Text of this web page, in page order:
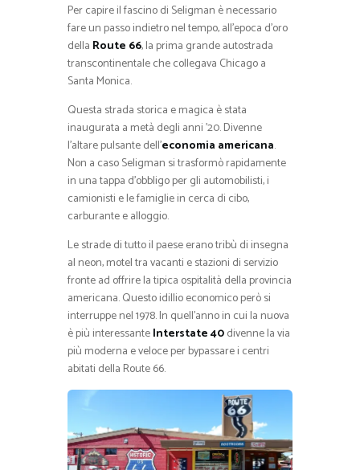
Per capire il fascino di Seligman è necessario
fare un passo indietro nel tempo, all’epoca d’oro
della Route 66, la prima grande autostrada
transcontinentale che collegava Chicago a
Santa Monica.
Questa strada storica e magica è stata
inaugurata a metà degli anni ’20. Divenne
l’altare pulsante dell’economia americana.
Non a caso Seligman si trasformò rapidamente
in una tappa d’obbligo per gli automobilisti, i
camionisti e le famiglie in cerca di cibo,
carburante e alloggio.
Le strade di tutto il paese erano tribù di insegna
al neon, motel tra vacanti e stazioni di servizio
fronte ad offrire la tipica ospitalità della provincia
americana. Questo idillio economico però si
interruppe nel 1978. In quell’anno in cui la nuova
è più interessanteInterstate 40divenne la via
più moderna e veloce per bypassare i centri
abitati della Route 66.